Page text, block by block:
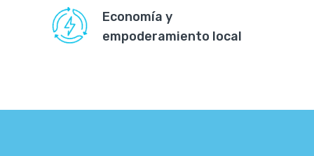
Economía y
empoderamiento local